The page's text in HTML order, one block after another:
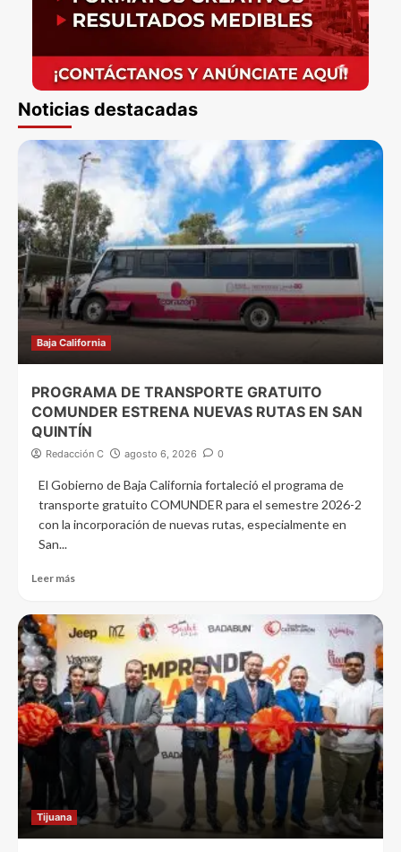
Noticias destacadas
Baja California
PROGRAMA DE TRANSPORTE GRATUITO
COMUNDER ESTRENA NUEVAS RUTAS EN SAN
QUINTÍN
Redacción C agosto 6, 2026 0
El Gobierno de Baja California fortaleció el programa de
transporte gratuito COMUNDER para el semestre 2026-2
con la incorporación de nuevas rutas, especialmente en
San...
Leer más
Tijuana